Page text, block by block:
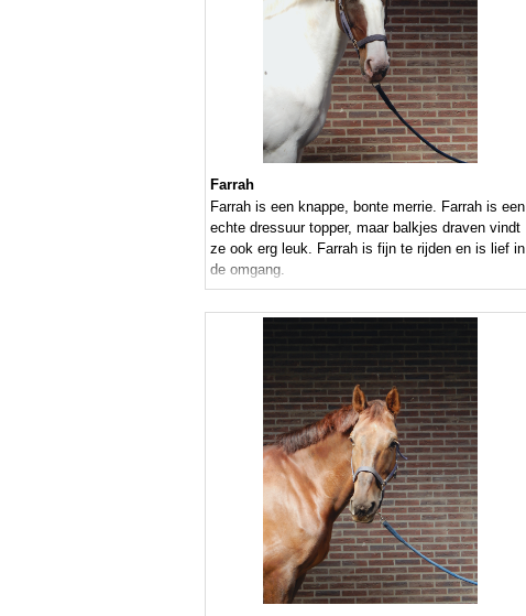
Farrah
Farrah is een knappe, bonte merrie. Farrah is een
echte dressuur topper, maar balkjes draven vindt
ze ook erg leuk. Farrah is fijn te rijden en is lief in
de omgang.